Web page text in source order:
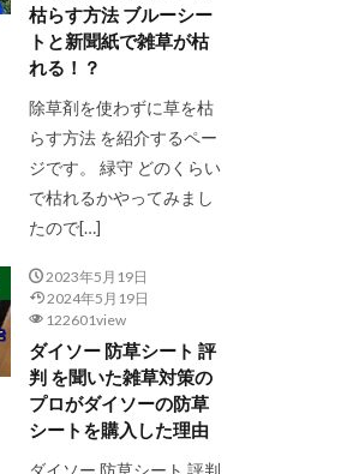
枯らす方法 ブルーシー
トと新聞紙で雑草が枯
れる！？
除草剤を使わずに草を枯
らす方法 を紹介するペー
ジです。 緑守 どのくらい
で枯れるかやってみまし
たので[…]
2023年5月19日
2024年5月19日
122601view
ダイソー 防草シート 評
判 を聞いた雑草対策の
プロがダイソーの防草
シートを購入した理由
ダイソー 防草シート 評判